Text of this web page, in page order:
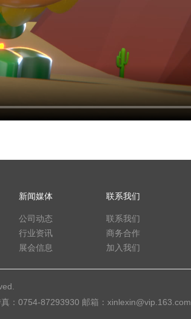
新闻媒体
公司动态
行业资讯
展会信息
联系我们
联系我们
商务合作
加入我们
：0754-87293930 邮箱：xinlexin@vip.163.com